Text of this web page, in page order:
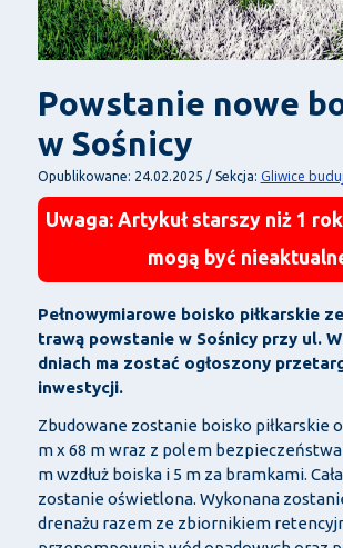
Powstanie nowe
w Sośnicy
Opublikowane: 24.02.2025 / Sekcja: Gliwice
Uwaga: Artykuł starszy niż 1
mogą być
Pełnowymiarowe boisko piłkarskie
trawą powstanie w Sośnicy przy ul.
dniach ma zostać ogłoszony
inwestycji.
Zbudowane zostanie boisko piłkarskie
m x 68 m wraz z polem
m wzdłuż boiska i 5 m za bramkami.
zostanie oświetlona. Wykonana
drenażu razem ze zbiornikiem